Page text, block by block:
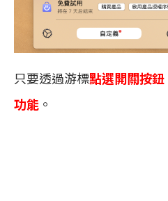
只要透過游標點選開關按
功能 。